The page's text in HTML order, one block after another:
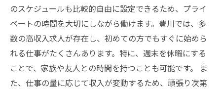
のスケジュールも比較的自由に設定できるため、プライ
ベートの時間を大切にしながら働けます。豊川では、多
数の高収入求人が存在し、初めての方でもすぐに始めら
れる仕事がたくさんあります。特に、週末を休暇にする
ことで、家族や友人との時間を持つことも可能です。 ま
た、仕事の量に応じて収入が変動するため、頑張り次第